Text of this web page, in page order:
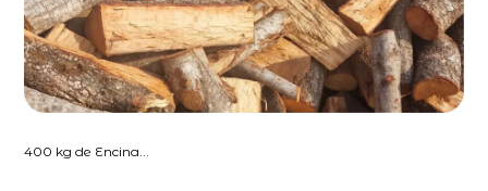
400 kg de Encina...